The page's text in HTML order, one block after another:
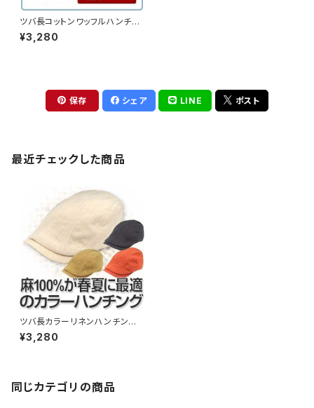
ツバ長コットンワッフルハンチン
グ （15hc-ss06）
¥3,280
保存 シェア LINE ポスト
最近チェックした商品
ツバ長カラーリネンハンチン
グ （14hc-ss02）
¥3,280
同じカテゴリの商品